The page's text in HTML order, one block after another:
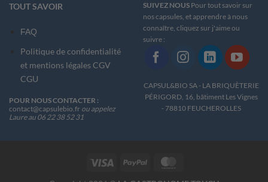
TOUT SAVOIR
FAQ
Politique de confidentialité
et mentions légalesCGV
CGU
POUR NOUS CONTACTER :
contact@capsulebio.fr ou appelez
Laure au 06 22 38 52 31
SUIVEZ NOUS Pour tout savoir sur
nos capsules, et apprendre à nous
connaître, cliquez sur j'aime ou
suivre :
CAPSUL&BIO SA - LA BRIQUÈTERIE
PÉRIGORD, 16, bâtiment Les Vignes
- 78810 FEUCHEROLLES
Visa PayPal